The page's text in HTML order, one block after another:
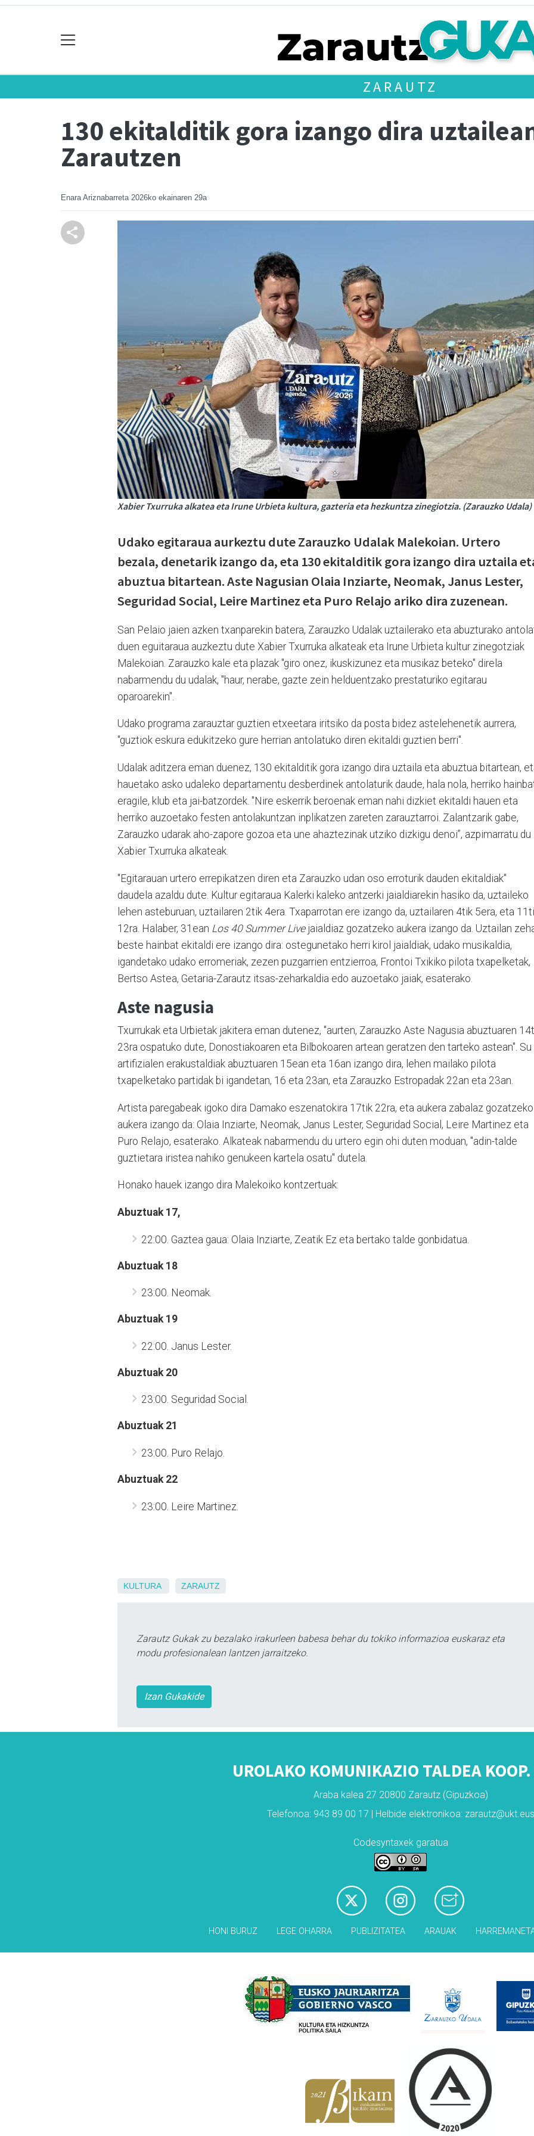
ZARAUTZ
130 ekitalditik gora izango dira
Zarautzen
Enara Ariznabarreta 2026ko ekainaren 29a
Xabier Txurruka alkatea eta Irune Urbieta kultura, gazteria eta hezkuntza zinegiotzia. (Zarauzko Udala)
Udako egitaraua aurkeztu dute Zarauzko Udalak Malekoian. Urtero
bezala, denetarik izango da, eta 130 ekitalditik gora izango dira uztaila
abuztua bitartean. Aste Nagusian Olaia Inziarte, Neomak, Janus Lester,
Seguridad Social, Leire Martinez eta Puro Relajo ariko dira zuzenean.
San Pelaio jaien azken txanparekin batera, Zarauzko Udalak uztailerako eta abuzturako
duen eguitaraua auzkeztu dute Xabier Txurruka alkateak eta Irune Urbieta kultur zinegotziak
Malekoian. Zarauzko kale eta plazak "giro onez, ikuskizunez eta musikaz beteko" direla
nabarmendu du udalak, "haur, nerabe, gazte zein helduentzako prestaturiko egitarau
oparoarekin".
Udako programa zarauztar guztien etxeetara iritsiko da posta bidez astelehenetik aurrera,
"guztiok eskura edukitzeko gure herrian antolatuko diren ekitaldi guztien berri".
Udalak aditzera eman duenez, 130 ekitalditik gora izango dira uztaila eta abuztua bitartean,
hauetako asko udaleko departamentu desberdinek antolaturik daude, hala nola, herriko
eragile, klub eta jai-batzordek. "Nire eskerrik beroenak eman nahi dizkiet ekitaldi hauen eta
herriko auzoetako festen antolakuntzan inplikatzen zareten zarauztarroi. Zalantzarik gabe,
Zarauzko udarak aho-zapore gozoa eta une ahaztezinak utziko dizkigu denoi”, azpimarratu du
Xabier Txurruka alkateak.
"Egitarauan urtero errepikatzen diren eta Zarauzko udan oso erroturik dauden ekitaldiak"
daudela azaldu dute. Kultur egitaraua Kalerki kaleko antzerki jaialdiarekin hasiko da, uztaileko
lehen asteburuan, uztailaren 2tik 4era. Txaparrotan ere izango da, uztailaren 4tik 5era, eta
12ra. Halaber, 31ean Los 40 Summer Livejaialdiaz gozatzeko aukera izango da. Uztailan
beste hainbat ekitaldi ere izango dira: ostegunetako herri kirol jaialdiak, udako musikaldia,
igandetako udako erromeriak, zezen puzgarrien entzierroa, Frontoi Txikiko pilota txapelketak,
Bertso Astea, Getaria-Zarautz itsas-zeharkaldia edo auzoetako jaiak, esaterako.
Aste nagusia
Txurrukak eta Urbietak jakitera eman dutenez, "aurten, Zarauzko Aste Nagusia abuztuaren
23ra ospatuko dute, Donostiakoaren eta Bilbokoaren artean geratzen den tarteko astean". Su
artifizialen erakustaldiak abuztuaren 15ean eta 16an izango dira, lehen mailako pilota
txapelketako partidak bi igandetan, 16 eta 23an, eta Zarauzko Estropadak 22an eta 23an.
Artista paregabeak igoko dira Damako eszenatokira 17tik 22ra, eta aukera zabalaz gozatzeko
aukera izango da: Olaia Inziarte, Neomak, Janus Lester, Seguridad Social, Leire Martinez eta
Puro Relajo, esaterako. Alkateak nabarmendu du urtero egin ohi duten moduan, "adin-talde
guztietara iristea nahiko genukeen kartela osatu" dutela.
Honako hauek izango dira Malekoiko kontzertuak:
Abuztuak 17,
22:00. Gaztea gaua: Olaia Inziarte, Zeatik Ez eta bertako talde gonbidatua.
Abuztuak 18
23:00. Neomak.
Abuztuak 19
22:00. Janus Lester.
Abuztuak 20
23:00. Seguridad Social.
Abuztuak 21
23:00. Puro Relajo.
Abuztuak 22
23:00. Leire Martinez.
KULTURA ZARAUTZ
Zarautz Gukak zu bezalako irakurleen babesa behar du tokiko informazioa euskaraz eta
modu profesionalean lantzen jarraitzeko.
Izan Gukakide
UROLAKO KOMUNIKAZIO TALDEA
Araba kalea 27 20800 Zarautz (Gipuzkoa)
Telefonoa: 943 89 00 17 | Helbide elektronikoa: zarautz@ukt.eus
Codesyntaxek garatua
HONI BURUZ LEGE OHARRA PUBLIZITATEA ARAUAK